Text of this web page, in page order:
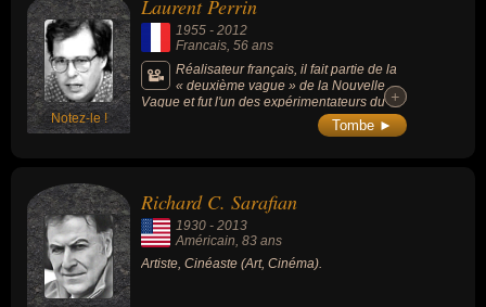
Notez-le !
Laurent Perrin
1955 - 2012
Francais, 56 ans
Réalisateur français, il fait partie de la
« deuxième vague » de la Nouvelle
Vague et fut l'un des expérimentateurs du +
+
Tombe ►
Richard C. Sarafian
1930 - 2013
Américain, 83 ans
Artiste, Cinéaste (Art, Cinéma).